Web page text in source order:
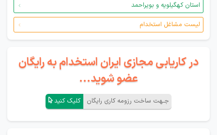
استان کهگیلویه و بویراحمد
لیست مشاغل استخدام
در کاریابی مجازی ایران استخدام به رایگان
عضو شوید...
جـهت ساخت رزومه کاری رایگان کلیک کنید